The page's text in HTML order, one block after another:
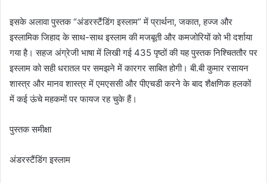
इसके अलावा पुस्तक “अंडरस्टैंडिंग इस्लाम” में प्रार्थना, जकात, हज्ज और
इस्लामिक जिहाद के साथ-साथ इस्लाम की मजबूती और कमजोरियों को भी दर्शाया
गया है। सहज अंग्रेजी भाषा में लिखी गई 435 पृष्ठों की यह पुस्तक निश्चिततौर पर
इस्लाम को सही धरातल पर समझने में कारगर साबित होगी। बी.बी कुमार रसायन
शास्त्र और मानव शास्त्र में एमएससी और पीएचडी करने के बाद शैक्षणिक हलकों
में कई ऊंचे महकमों पर फायज रह चुके हैं।
पुस्तक समीक्षा
अंडरस्टैंडिंग इस्लाम